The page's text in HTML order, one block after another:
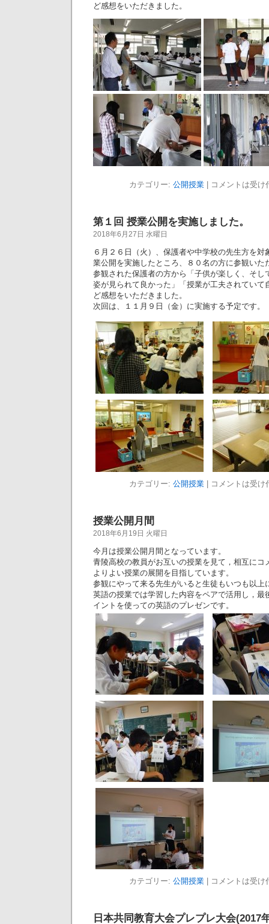
ど感想をいただきました。
カテゴリー: 公開授業| コメントは受け
第１回 授業公開を実施しました。
2018年6月27日 水曜日
６月２６日（火）、保護者や中学校の先生方を
業公開を実施したところ、８０名の方に参観いた
参観された保護者の方から「子供が楽しく、そし
姿が見られて良かった」「授業が工夫されていて
ど感想をいただきました。
次回は、１１月９日（金）に実施する予定です。
カテゴリー: 公開授業| コメントは受け
授業公開月間
2018年6月19日 火曜日
今月は授業公開月間となっています。
青陵高校の教員がお互いの授業を見て，相互にコ
よりよい授業の展開を目指しています。
参観にやって来る先生がいると生徒もいつも以上
英語の授業では学習した内容をペアで活用し，最
イントを使っての英語のプレゼンです。
カテゴリー: 公開授業| コメントは受け
日本共同教育大会プレプレ大会(2017